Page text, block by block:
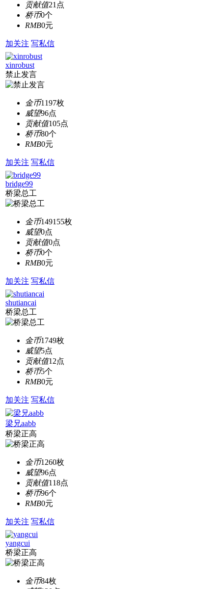
贡献值21点
桥币0个
RMB0元
加关注 写私信
xinrobust
禁止发言
金币1197枚
威望96点
贡献值105点
桥币80个
RMB0元
加关注 写私信
bridge99
桥梁总工
金币149155枚
威望0点
贡献值0点
桥币0个
RMB0元
加关注 写私信
shutiancai
桥梁总工
金币1749枚
威望5点
贡献值12点
桥币5个
RMB0元
加关注 写私信
梁兄aabb
桥梁正高
金币1260枚
威望96点
贡献值118点
桥币96个
RMB0元
加关注 写私信
yangcui
桥梁正高
金币84枚